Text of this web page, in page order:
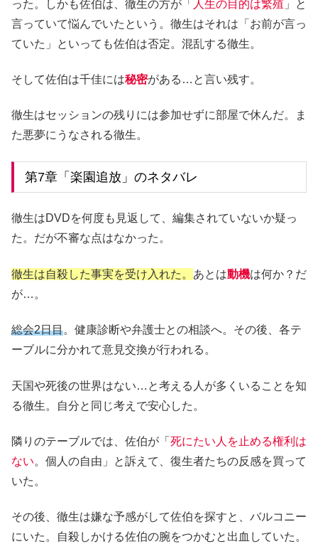
った。しかも佐伯は、徹生の方が「 人生の目的は繁殖 」と
言っていて悩んでいたという。徹生はそれは「お前が言っ
ていた」といっても佐伯は否定。混乱する徹生。
そして佐伯は千佳には秘密がある…と言い残す。
徹生はセッションの残りには参加せずに部屋で休んだ。ま
た悪夢にうなされる徹生。
第7章「楽園追放」のネタバレ
徹生はDVDを何度も見返して、編集されていないか疑っ
た。だが不審な点はなかった。
徹生は自殺した事実を受け入れた。 あとは動機は何か？だ
が…。
総会2日目。健康診断や弁護士との相談へ。その後、各テ
ーブルに分かれて意見交換が行われる。
天国や死後の世界はない…と考える人が多くいることを知
る徹生。自分と同じ考えで安心した。
隣りのテーブルでは、佐伯が「 死にたい人を止める権利は
ない。個人の自由」と訴えて、復生者たちの反感を買って
いた。
その後、徹生は嫌な予感がして佐伯を探すと、バルコニー
にいた。自殺しかける佐伯の腕をつかむと出血していた。